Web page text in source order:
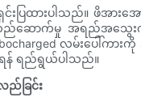
ရှင်းပြထားပါသည်။
တည်ဆောက်မှု အရည်အသွ
လမ်းပေါ်ကားကို
ရန် ရည်ရွယ်ပါသည်။
ည်ခြင်း